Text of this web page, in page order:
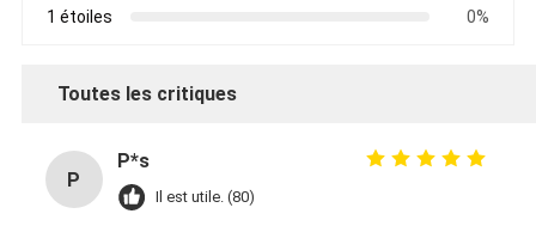
1 étoiles
0%
Toutes les critiques
P
P*s
Il est utile. (80)